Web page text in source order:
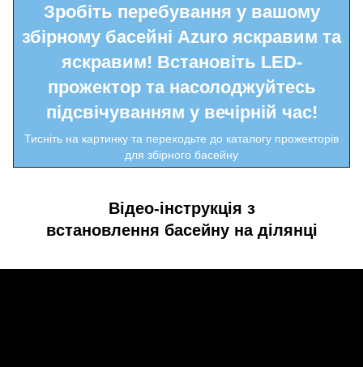
Зробіть перебування у вашому
збірному басейні Azuro яскравим та
яскравим! Встановіть LED-
прожектор та насолоджуйтесь
підсвічуванням у вечірній час!
Тисніть на картинку та переходьте до каталогу прожекторів
для збірного басейну
Відео-інструкція з
встановлення басейну на ділянці